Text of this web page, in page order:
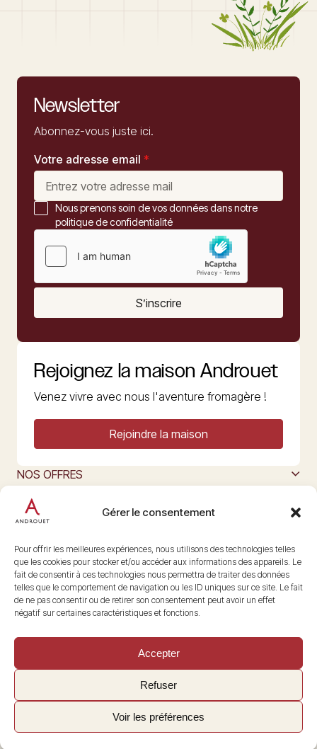
Gérer le consentement
Pour offrir les meilleures expériences, nous utilisons des technologies telles
que les cookies pour stocker et/ou accéder aux informations des appareils. Le
fait de consentir à ces technologies nous permettra de traiter des données
telles que le comportement de navigation ou les ID uniques sur ce site. Le fait
de ne pas consentir ou de retirer son consentement peut avoir un effet
négatif sur certaines caractéristiques et fonctions.
Accepter
Refuser
Voir les préférences
Newsletter
Abonnez-vous juste ici.
Votre adresse email *
Nous prenons soin de vos données dans notre
politique de confidentialité
S’inscrire
Rejoignez la maison Androuet
Venez vivre avec nous l'aventure fromagère !
Rejoindre la maison
NOS OFFRES
L’ART DU FROMAGE
Nous suivre
@maisonandrouet
Copyright © 2026 Androuet
Site parMake the Grade